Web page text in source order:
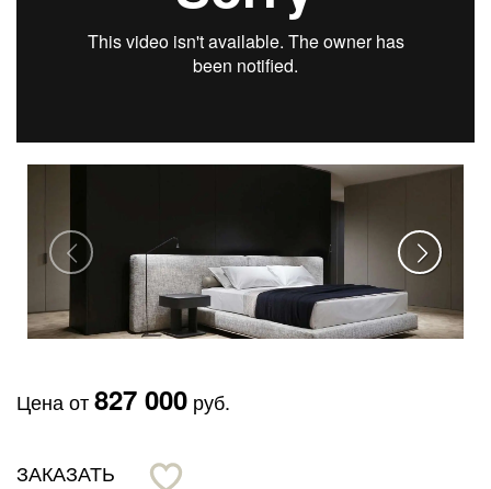
Цена от827 000 руб.
ЗАКАЗАТЬ